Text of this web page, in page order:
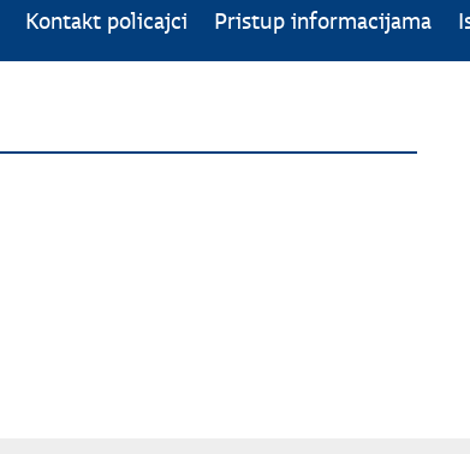
Kontakt policajci Pristup informacijama